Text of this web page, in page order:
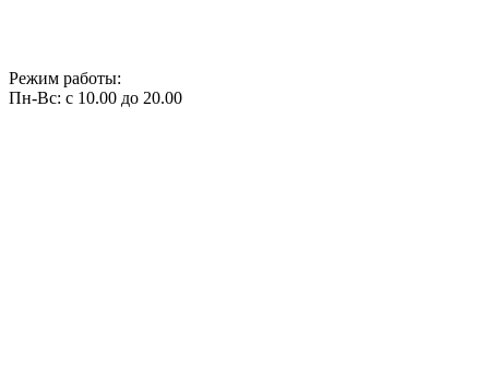
Режим работы:
Пн-Вс: с 10.00 до 20.00